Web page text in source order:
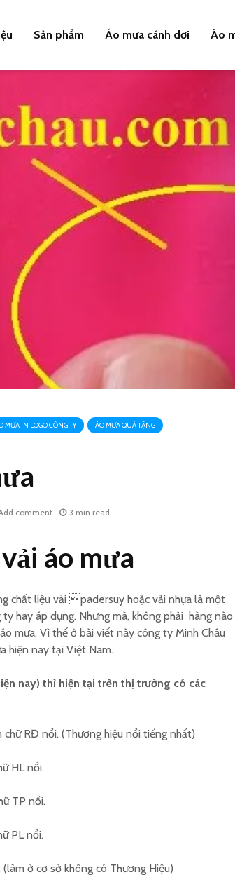
Sản phẩm Áo mưa cánh dơi Áo
MƯA IN LOGO CÔNG TY
ÁO MƯA QUÀ TẶNG
comment 3 min read
áo mưa
chất liệu vải padersuy hoặc vải nhựa là một
hay áp dụng. Nhưng mà, không phải hàng nào
mưa. Vì thế ở bài viết này công ty Minh Châu
hiện nay tại Việt Nam.
nay) thì hiện tại trên thị trường có các
RĐ nổi. (Thương hiệu nổi tiếng nhất)
HL nổi.
TP nổi.
PL nổi.
ở cơ sở không có Thương Hiệu)
tặng 30/4
lượng theo yêu cầu